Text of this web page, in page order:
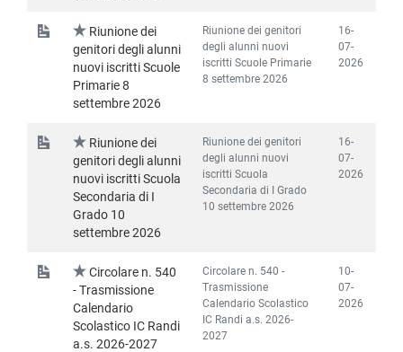
Riunione dei
genitori degli alunni
nuovi iscritti Scuole
Primarie 8
settembre 2026
Riunione dei genitori
degli alunni nuovi
iscritti Scuole Primarie
8 settembre 2026
16-
07-
2026
Riunione dei
genitori degli alunni
nuovi iscritti Scuola
Secondaria di I
Grado 10
settembre 2026
Riunione dei genitori
degli alunni nuovi
iscritti Scuola
Secondaria di I Grado
10 settembre 2026
16-
07-
2026
Circolare n. 540
- Trasmissione
Calendario
Scolastico IC Randi
a.s. 2026-2027
Circolare n. 540 -
Trasmissione
Calendario Scolastico
IC Randi a.s. 2026-
2027
10-
07-
2026